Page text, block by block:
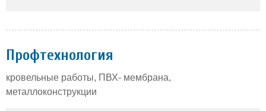
Профтехнология
кровельные работы, ПВХ- мембрана,
металлоконструкции